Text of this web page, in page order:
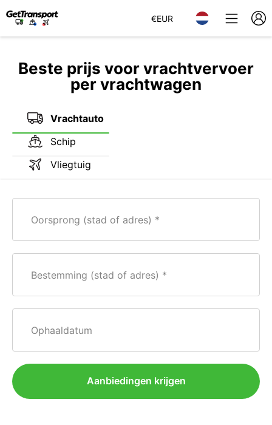
€EUR
Beste prijs voor vrachtvervoer
per vrachtwagen
Vrachtauto
Schip
Vliegtuig
Oorsprong (stad of adres)
Bestemming (stad of adres)
Ophaaldatum
Aanbiedingen krijgen